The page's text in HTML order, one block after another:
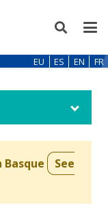
EU ES EN FR
See